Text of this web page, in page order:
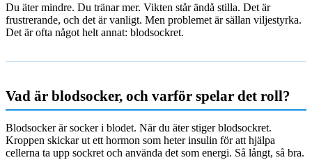
Du äter mindre. Du tränar mer. Vikten står ändå stilla. Det är
frustrerande, och det är vanligt. Men problemet är sällan viljestyrka.
Det är ofta något helt annat: blodsockret.
Vad är blodsocker, och varför spelar det roll?
Blodsocker är socker i blodet. När du äter stiger blodsockret.
Kroppen skickar ut ett hormon som heter insulin för att hjälpa
cellerna ta upp sockret och använda det som energi. Så långt, så bra.